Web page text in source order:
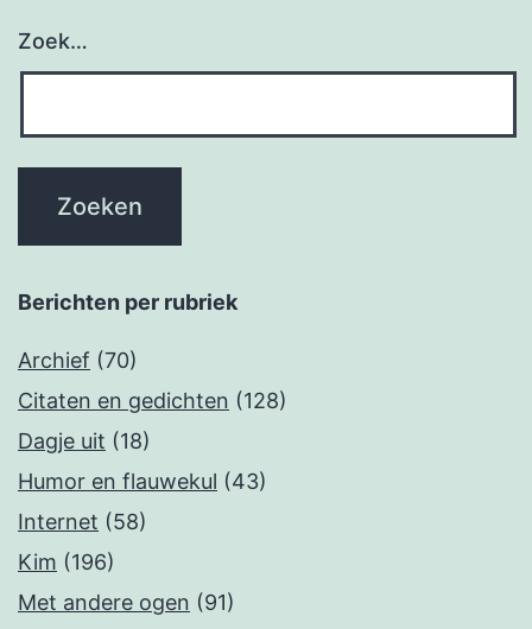
Zoek…
Berichten per rubriek
Archief (70)
Citaten en gedichten (128)
Dagje uit (18)
Humor en flauwekul (43)
Internet (58)
Kim (196)
Met andere ogen (91)